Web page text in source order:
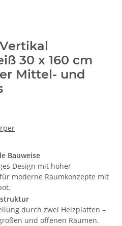
30 x 160 cm
Mittel- und
Bauweise
Design mit hoher
moderne Raumkonzepte mit
durch zwei Heizplatten –
und offenen Räumen.